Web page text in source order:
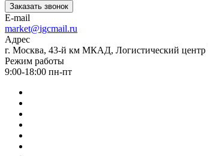
Заказать звонок
E-mail
market@igcmail.ru
Адрес
г. Москва, 43-й км МКАД, Логистический
Режим работы
9:00-18:00 пн-пт